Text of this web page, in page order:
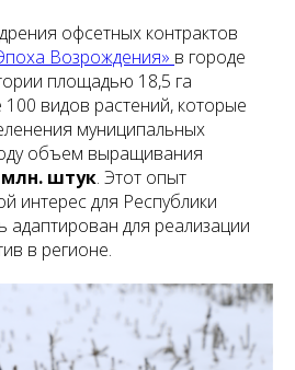
офсетных контрактов
Возрождения» в городе
площадью 18,5 га
видов растений, которые
муниципальных
объем выращивания
млн. штук. Этот опыт
интерес для Республики
адаптирован для реализации
в регионе.